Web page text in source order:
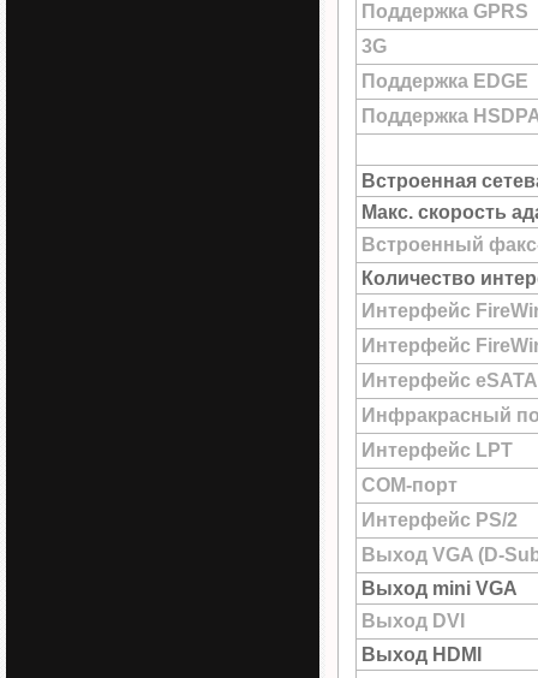
Поддержка GPRS
3G
Поддержка EDGE
Поддержка
Встроенная
Макс. скорость
Встроенный
Количество
Интерфейс
Интерфейс
Интерфейс eSATA
Инфракрасный
Интерфейс LPT
COM-порт
Интерфейс PS/2
Выход VGA (D-
Выход mini VGA
Выход DVI
Выход HDMI